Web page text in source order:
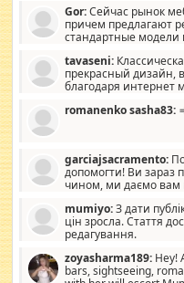
Gor:Сейчас рынок
причем предлагают
стандартные модели
стандартные формы, в
со вкусом все в порядке,
мебель, а это не последний
tavaseni:
прекрасный дизайн,
благодаря интернет
romanenko sasha83:
garciajsacramento:
допомогти! Ви зараз
чином, ми даємо вам
допомагати людям, які
заслуговує на другий
повинні приймати від
витрат, а тільки узгоджених
коментуйте цей пост.
mumiyo:З дати
цін зросла. Стаття
редагування.
zoyasharma189: Hey!
bars, sightseeing,